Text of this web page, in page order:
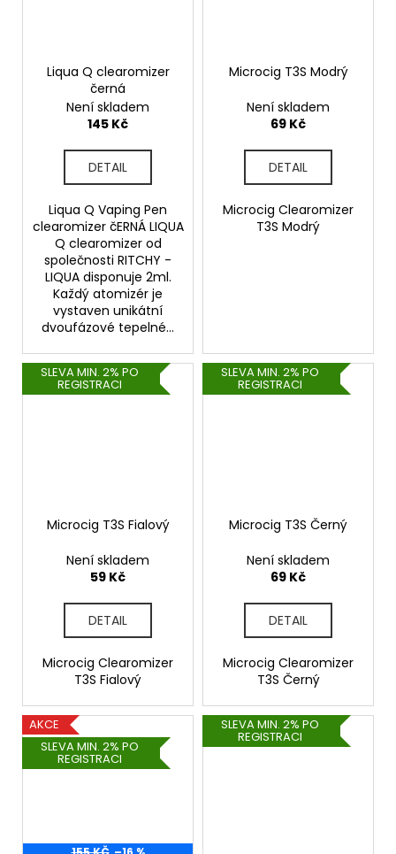
Liqua Q clearomizer
černá
Není skladem
145 Kč
DETAIL
Liqua Q Vaping Pen
clearomizer čERNÁ LIQUA
Q clearomizer od
společnosti RITCHY -
LIQUA disponuje 2ml.
Každý atomizér je
vystaven unikátní
dvoufázové tepelné...
Microcig T3S Modrý
Není skladem
69 Kč
DETAIL
Microcig Clearomizer
T3S Modrý
SLEVA MIN. 2% PO
REGISTRACI
Microcig T3S Fialový
Není skladem
59 Kč
DETAIL
Microcig Clearomizer
T3S Fialový
SLEVA MIN. 2% PO
REGISTRACI
Microcig T3S Černý
Není skladem
69 Kč
DETAIL
Microcig Clearomizer
T3S Černý
AKCE
SLEVA MIN. 2% PO
REGISTRACI
SLEVA MIN. 2% PO
REGISTRACI